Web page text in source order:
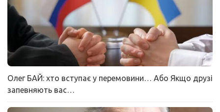
Олег БАЙ: хто вступає у перемовини… Або Якщо друзі
запевняють вас…